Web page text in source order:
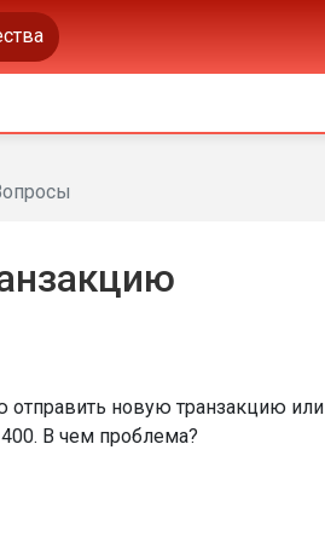
новую транзакцию или
В чем проблема?